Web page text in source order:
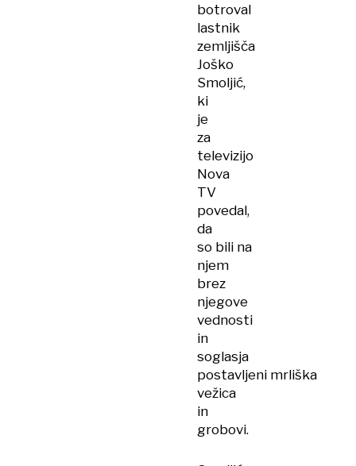
botroval
lastnik
zemljišča
Joško
Smoljić,
ki
je
za
televizijo
Nova
TV
povedal,
da
so bili na
njem
brez
njegove
vednosti
in
soglasja
postavljeni mrliška
vežica
in
grobovi.